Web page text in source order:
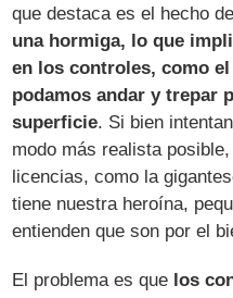
que destaca es el hecho
una hormiga, lo que
en los controles, como
podamos andar y trepar
superficie. Si bien
modo más realista
licencias, como la
tiene nuestra heroína,
entienden que son por el
El problema es que los